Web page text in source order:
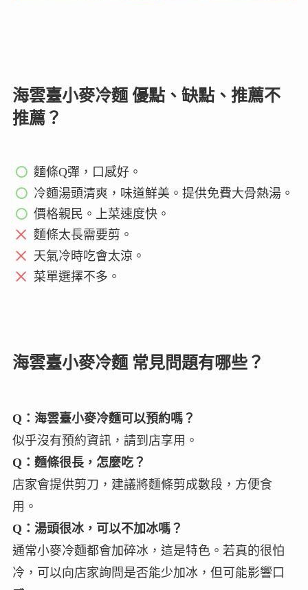
海雲臺小麥冷麵 優點、缺點、推薦不
推薦？
麵條Q彈，口感好。
冷麵湯頭清爽，味道鮮美。提供免費大骨熱湯。
價格親民。上菜速度快。
麵條太長需要剪。
天氣冷時吃會太涼。
菜單選擇不多。
海雲臺小麥冷麵 常見問題有哪些？
Q： 海雲臺小麥冷麵可以預約嗎？
似乎沒有預約資訊，請到店享用。
Q：麵條很長，怎麼吃？
店家會提供剪刀，建議將麵條剪成數段，方便食
用。
Q：湯頭很冰，可以不加冰嗎？
通常小麥冷麵都會加碎冰，這是特色。若真的很怕
冷，可以向店家詢問是否能少加冰，但可能影響口